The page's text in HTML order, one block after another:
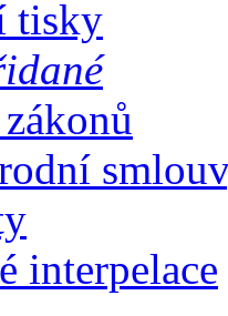
tisky
interpelace